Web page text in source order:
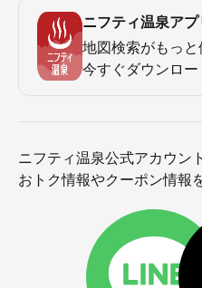
ニフティ温泉アプ
地図検索がもっと
今すぐダウンロー
ニフティ温泉公式アカウン
おトク情報やクーポン情報